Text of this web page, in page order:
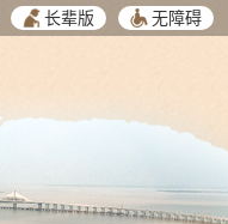
长辈版 无障碍